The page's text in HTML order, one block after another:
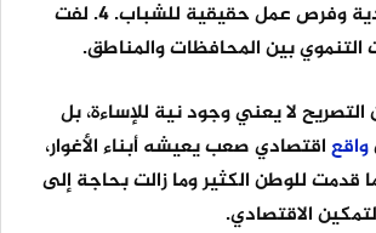
إيجاد حلول اقتصادية وفرص عمل حقيقية للشباب. ٤. لفت
التنموي بين المحافظات والمناطق.
لا يعني وجود نية للإساءة، بل
واقعاقتصادي صعب يعيشه أبناء الأغوار،
للوطن الكثير وما زالت بحاجة إلى
الاقتصادي.